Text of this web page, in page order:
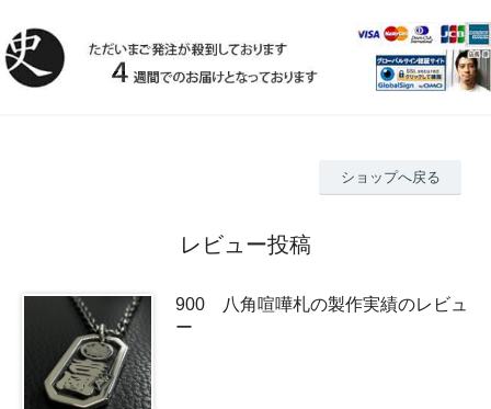
ショップへ戻る
レビュー投稿
900 八角喧嘩札の製作実績のレビュ
ー